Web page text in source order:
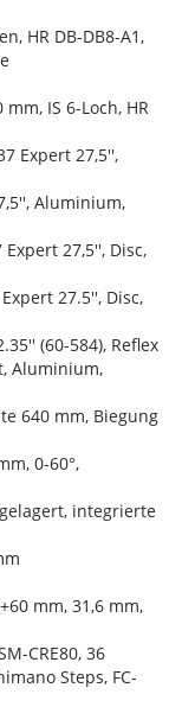
HR DB-DB8-A1,
mm, IS 6-Loch, HR
Expert 27,5'',
Aluminium,
Expert 27,5'', Disc,
27.5'', Disc,
(60-584), Reflex
Aluminium,
640 mm, Biegung
0-60°,
integrierte
mm, 31,6 mm,
CRE80, 36
Steps, FC-